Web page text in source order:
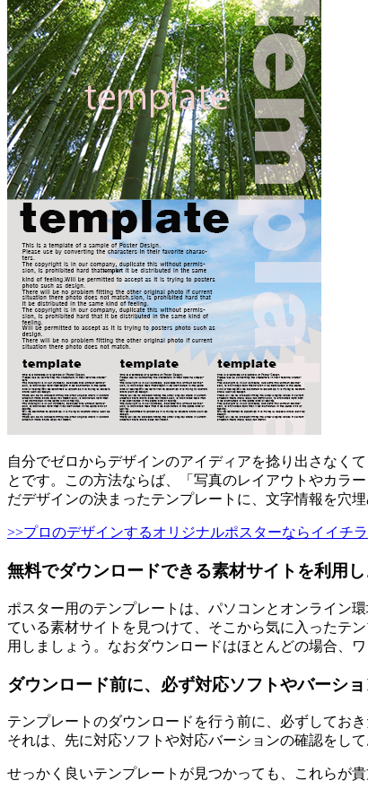
自分でゼロからデザインのアイディアを捻り出さなく
とです。この方法ならば、「写真のレイアウトやカラ
だデザインの決まったテンプレートに、 文字情報を穴
>>プロのデザインするオリジナルポスターならイイチ
無料でダウンロードできる素材サイトを利用し
ポスター用のテンプレートは、 パソコンとオンライン
ている素材サイトを見つけて、そこから気に入ったテ
用しましょう。なおダウンロードはほとんどの場合、
ダウンロード前に、必ず対応ソフトやバーシ
テンプレートのダウンロードを行う前に、必ずしておき
それは、 先に対応ソフトや対応バーションの確認をして
せっかく良いテンプレートが見つかっても、これらが